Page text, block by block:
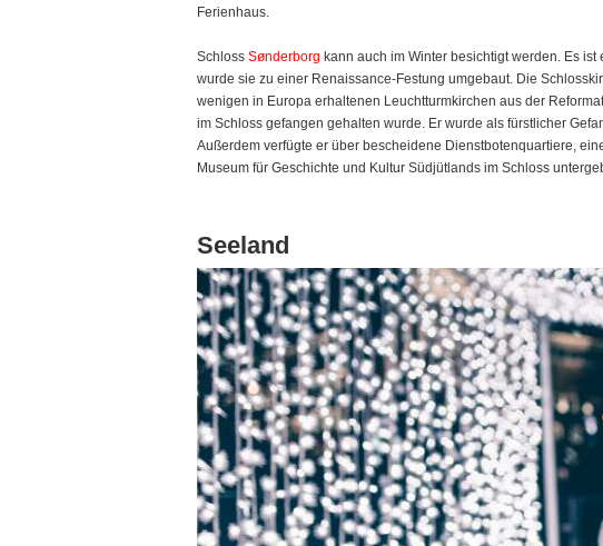
Ferienhaus.
Schloss Sønderborg kann auch im Winter besichtigt werden. Es
wurde sie zu einer Renaissance-Festung umgebaut. Die
wenigen in Europa erhaltenen Leuchtturmkirchen aus der
im Schloss gefangen gehalten wurde. Er wurde als fürstlicher
Außerdem verfügte er über bescheidene Dienstbotenquartiere,
Museum für Geschichte und Kultur Südjütlands im Schloss
Seeland